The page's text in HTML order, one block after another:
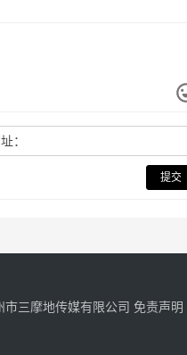
：
提交
三摩地传媒有限公司 免责声明